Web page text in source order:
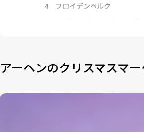
4
フロイデンベルク
アーヘンのクリスマスマ